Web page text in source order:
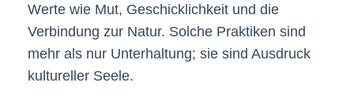
Werte wie Mut, Geschicklichkeit und die
Verbindung zur Natur. Solche Praktiken sind
mehr als nur Unterhaltung; sie sind Ausdruck
kultureller Seele.